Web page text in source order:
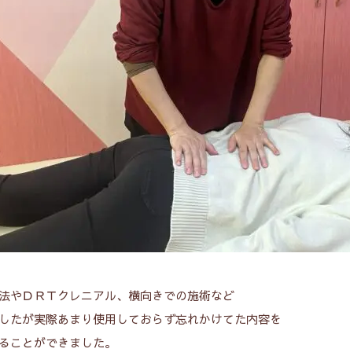
やＤＲＴクレニアル、横向きでの施術など
たが実際あまり使用しておらず忘れかけてた内容を
ことができました。